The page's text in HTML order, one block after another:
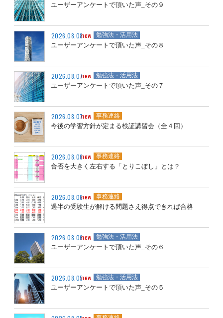
ユーザーアンケートで頂いた声_その９
2026.08.08new 勉強法・活用法
ユーザーアンケートで頂いた声_その８
2026.08.07new 勉強法・活用法
ユーザーアンケートで頂いた声_その７
2026.08.07new 事務連絡
今後の学習方針が定まる検証講習会（全４回）
2026.08.06new 事務連絡
合否を大きく左右する「とりこぼし」とは？
2026.08.06new 事務連絡
過半の受験生が解ける問題さえ得点できれば合格
2026.08.06new 勉強法・活用法
ユーザーアンケートで頂いた声_その６
2026.08.05new 勉強法・活用法
ユーザーアンケートで頂いた声_その５